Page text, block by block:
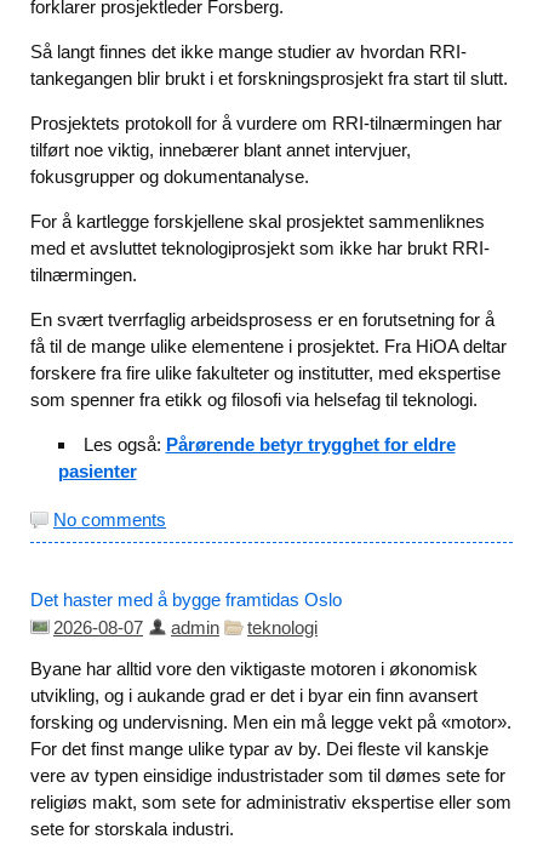
forklarer prosjektleder Forsberg.
Så langt finnes det ikke mange studier av hvordan RRI-
tankegangen blir brukt i et forskningsprosjekt fra start til slutt.
Prosjektets protokoll for å vurdere om RRI-tilnærmingen har
tilført noe viktig, innebærer blant annet intervjuer,
fokusgrupper og dokumentanalyse.
For å kartlegge forskjellene skal prosjektet sammenliknes
med et avsluttet teknologiprosjekt som ikke har brukt RRI-
tilnærmingen.
En svært tverrfaglig arbeidsprosess er en forutsetning for å
få til de mange ulike elementene i prosjektet. Fra HiOA deltar
forskere fra fire ulike fakulteter og institutter, med ekspertise
som spenner fra etikk og filosofi via helsefag til teknologi.
Les også: Pårørende betyr trygghet for eldre
pasienter
No comments
Det haster med å bygge framtidas Oslo
2026-08-07
admin
teknologi
Byane har alltid vore den viktigaste motoren i økonomisk
utvikling, og i aukande grad er det i byar ein finn avansert
forsking og undervisning. Men ein må legge vekt på «motor».
For det finst mange ulike typar av by. Dei fleste vil kanskje
vere av typen einsidige industristader som til dømes sete for
religiøs makt, som sete for administrativ ekspertise eller som
sete for storskala industri.